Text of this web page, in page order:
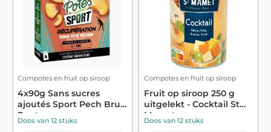
Compotes en fruit op siroop
4x90g Sans sucres
ajoutés Sport Pech Bru
Ppote
Doos van 12 stuks
Compotes en fruit op siroop
Fruit op siroop 250 g
uitgelekt - Cocktail St
Mamet
Doos van 12 stuks